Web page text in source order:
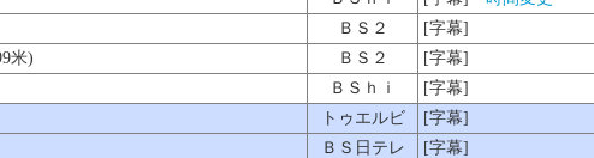
ＢＳ２
[字幕]
米) ＢＳ２
[字幕]
ＢＳｈｉ
[字幕]
トゥエルビ
[字幕]
ＢＳ日テレ
[字幕]